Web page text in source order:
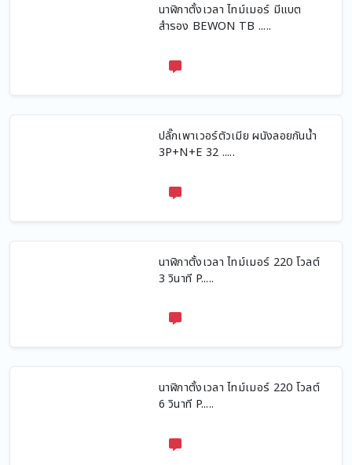
นาฬิกาตั้งเวลา ไทม์เมอร์ มีแบต
สำรอง BEWON TB .....
ปลั๊กเพาเวอร์ตัวเมีย ผนังลอยกันน้ำ
3P+N+E 32 .....
นาฬิกาตั้งเวลา ไทม์เมอร์ 220 โวลต์
3 วินาที P.....
นาฬิกาตั้งเวลา ไทม์เมอร์ 220 โวลต์
6 วินาที P.....